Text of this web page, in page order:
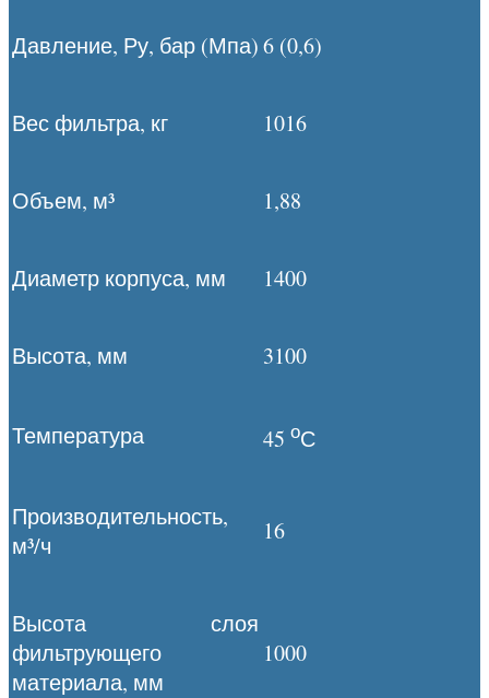
Давление, Ру, бар (Мпа)6 (0,6)
Вес фильтра, кг 1016
Объем, м³ 1,88
Диаметр корпуса, мм 1400
Высота, мм 3100
Температура 45 оС
Производительность,
м³/ч
16
Высота слоя
фильтрующего
материала, мм
1000